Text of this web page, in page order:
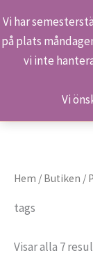
Vi har
på plats
vi inte
Vi
Hoppa
Sök
Hem
Hem / Butiken /
tags
Visar alla 7